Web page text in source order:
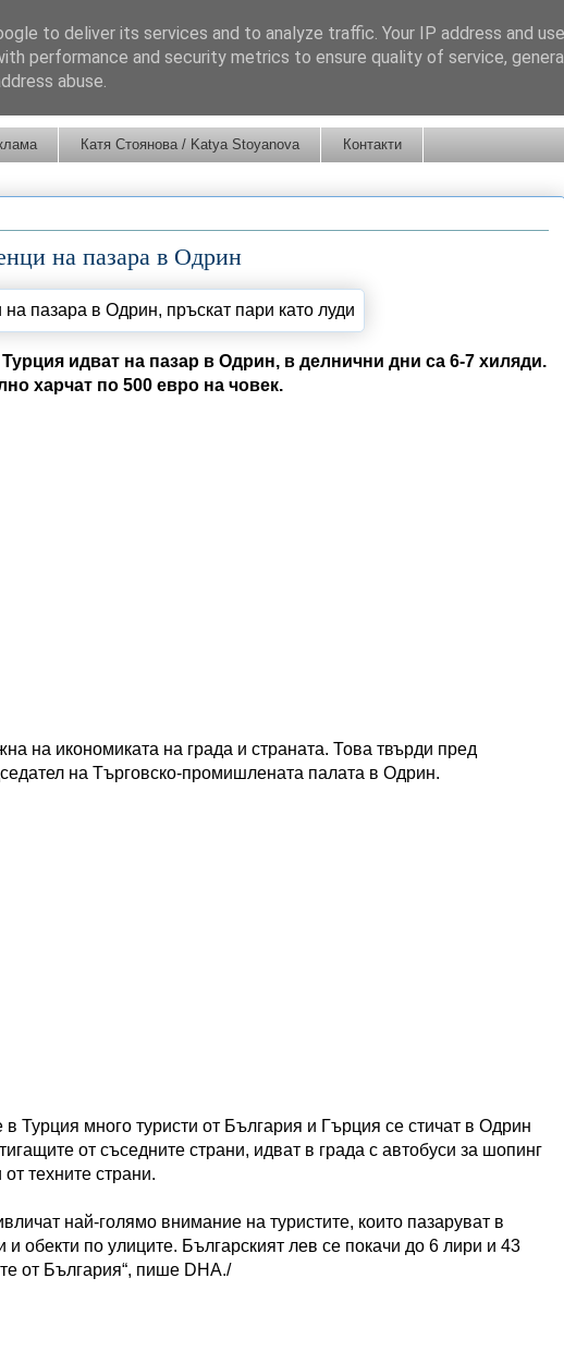
Катя Стоянова / Katya Stoyanova Контакти
на пазара в Одрин
идват на пазар в Одрин, в делнични дни са 6-7 хиляди.
харчат по 500 евро на човек.
на икономиката на града и страната. Това твърди пред
на Търговско-промишлената палата в Одрин.
Турция много туристи от България и Гърция се стичат в Одрин
от съседните страни, идват в града с автобуси за шопинг
техните страни.
най-голямо внимание на туристите, които пазаруват в
и обекти по улиците. Българският лев се покачи до 6 лири и 43
от България“, пише DHA./
to deliver its services and to analyze traffic. Your IP address and
performance and security metrics to ensure quality of service,
abuse.